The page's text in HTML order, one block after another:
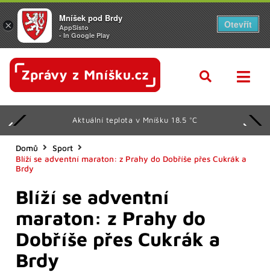
Aktuální teplota v Mníšku 18.5 °C
Domů
Sport
Blíží se adventní maraton: z Prahy do Dobříše přes Cukrák a
Brdy
Blíží se adventní
maraton: z Prahy do
Dobříše přes Cukrák a
Brdy
×
Mníšek pod Brdy
AppSisto
- In Google Play
Otevřít